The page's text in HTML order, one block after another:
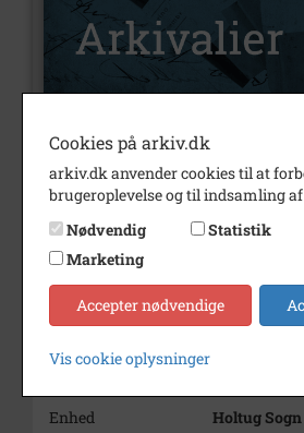
Nummer
Type
Arkivalier
Arkivskaber
Holtug
Beskrivelse
Periode
1776 - 2003
Enhed
Holtug Sogn
Cookies på arkiv.dk
arkiv.dk anvender cookies til at
brugeroplevelse og til indsamling
Nødvendig
Statistik
Marketing
Accepter nødvendige
Vis cookie oplysninger